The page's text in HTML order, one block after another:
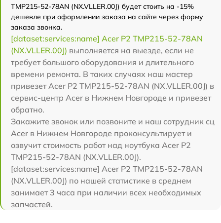
TMP215-52-78AN (NX.VLLER.00J) будет стоить на -15%
дешевле при оформлении заказа на сайте через форму
заказа звонка.
[dataset:services:name] Acer P2 TMP215-52-78AN
(NX.VLLER.00J) выполняется на выезде, если не
требует большого оборудования и длительного
времени ремонта. В таких случаях наш мастер
привезет Acer P2 TMP215-52-78AN (NX.VLLER.00J) в
сервис-центр Acer в Нижнем Новгороде и привезет
обратно.
Закажите звонок или позвоните и наш сотрудник сц
Acer в Нижнем Новгороде проконсультирует и
озвучит стоимость работ над ноутбука Acer P2
TMP215-52-78AN (NX.VLLER.00J).
[dataset:services:name] Acer P2 TMP215-52-78AN
(NX.VLLER.00J) по нашей статистике в среднем
занимает 3 часа при наличии всех необходимых
запчастей.